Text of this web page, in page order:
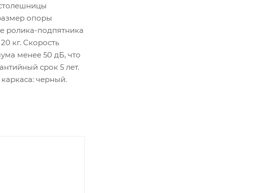
опоры
ролика-подпятника
кг. Скорость
менее 50 дБ, что
срок 5 лет.
черный.